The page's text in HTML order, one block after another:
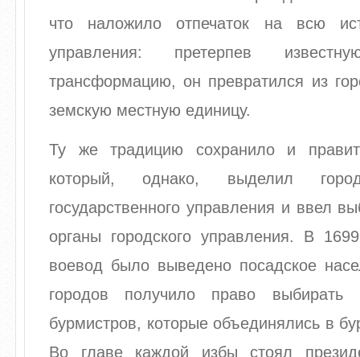
что наложило отпечаток на всю
управления: претерпев
трансформацию, он превратился из
земскую местную единицу.
Ту же традицию сохранило и
который, однако, выделил
государственного управления и ввел
органы городского управления. В
воевод было выведено посадское
городов получило право
бурмистров, которые объединялись в
Во главе каждой избы стоял